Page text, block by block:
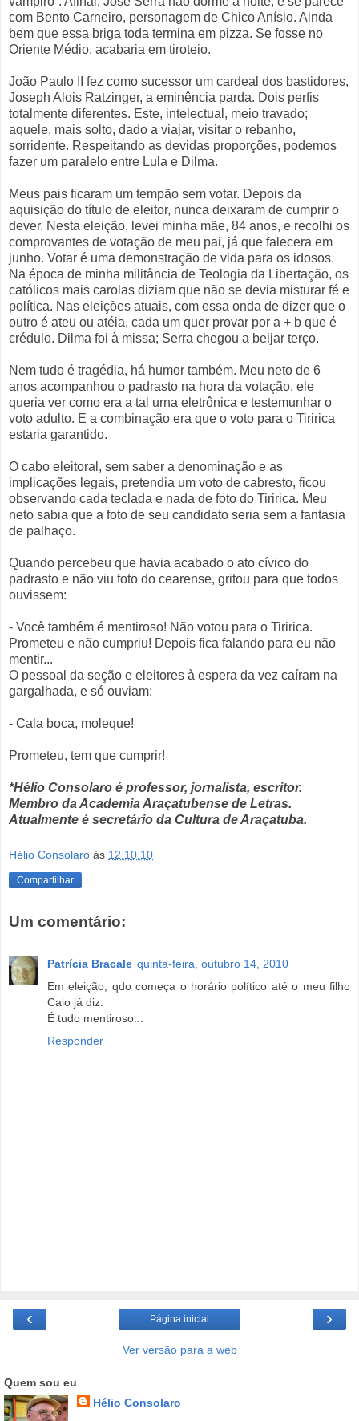
com Bento Carneiro, personagem de Chico Anísio. Ainda
bem que essa briga toda termina em pizza. Se fosse no
Oriente Médio, acabaria em tiroteio.
João Paulo II fez como sucessor um cardeal dos bastidores,
Joseph Alois Ratzinger, a eminência parda. Dois perfis
totalmente diferentes. Este, intelectual, meio travado;
aquele, mais solto, dado a viajar, visitar o rebanho,
sorridente. Respeitando as devidas proporções, podemos
fazer um paralelo entre Lula e Dilma.
Meus pais ficaram um tempão sem votar. Depois da
aquisição do título de eleitor, nunca deixaram de cumprir o
dever. Nesta eleição, levei minha mãe, 84 anos, e recolhi os
comprovantes de votação de meu pai, já que falecera em
junho. Votar é uma demonstração de vida para os idosos.
Na época de minha militância de Teologia da Libertação, os
católicos mais carolas diziam que não se devia misturar fé e
política. Nas eleições atuais, com essa onda de dizer que o
outro é ateu ou atéia, cada um quer provar por a + b que é
crédulo. Dilma foi à missa; Serra chegou a beijar terço.
Nem tudo é tragédia, há humor também. Meu neto de 6
anos acompanhou o padrasto na hora da votação, ele
queria ver como era a tal urna eletrônica e testemunhar o
voto adulto. E a combinação era que o voto para o Tiririca
estaria garantido.
O cabo eleitoral, sem saber a denominação e as
implicações legais, pretendia um voto de cabresto, ficou
observando cada teclada e nada de foto do Tiririca. Meu
neto sabia que a foto de seu candidato seria sem a fantasia
de palhaço.
Quando percebeu que havia acabado o ato cívico do
padrasto e não viu foto do cearense, gritou para que todos
ouvissem:
- Você também é mentiroso! Não votou para o Tiririca.
Prometeu e não cumpriu! Depois fica falando para eu não
mentir...
O pessoal da seção e eleitores à espera da vez caíram na
gargalhada, e só ouviam:
- Cala boca, moleque!
Prometeu, tem que cumprir!
*Hélio Consolaro é professor, jornalista, escritor.
Membro da Academia Araçatubense de Letras.
Atualmente é secretário da Cultura de Araçatuba.
Hélio Consolaro às 12.10.10
Compartilhar
Um comentário:
Patrícia Bracale quinta-feira, outubro 14, 2010
Em eleição, qdo começa o horário político até o meu filho
Caio já diz:
É tudo mentiroso...
Responder
‹ ›
Página inicial
Ver versão para a web
Quem sou eu
Hélio Consolaro